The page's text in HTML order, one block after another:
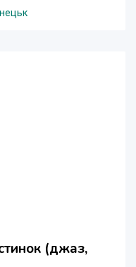
(джаз,